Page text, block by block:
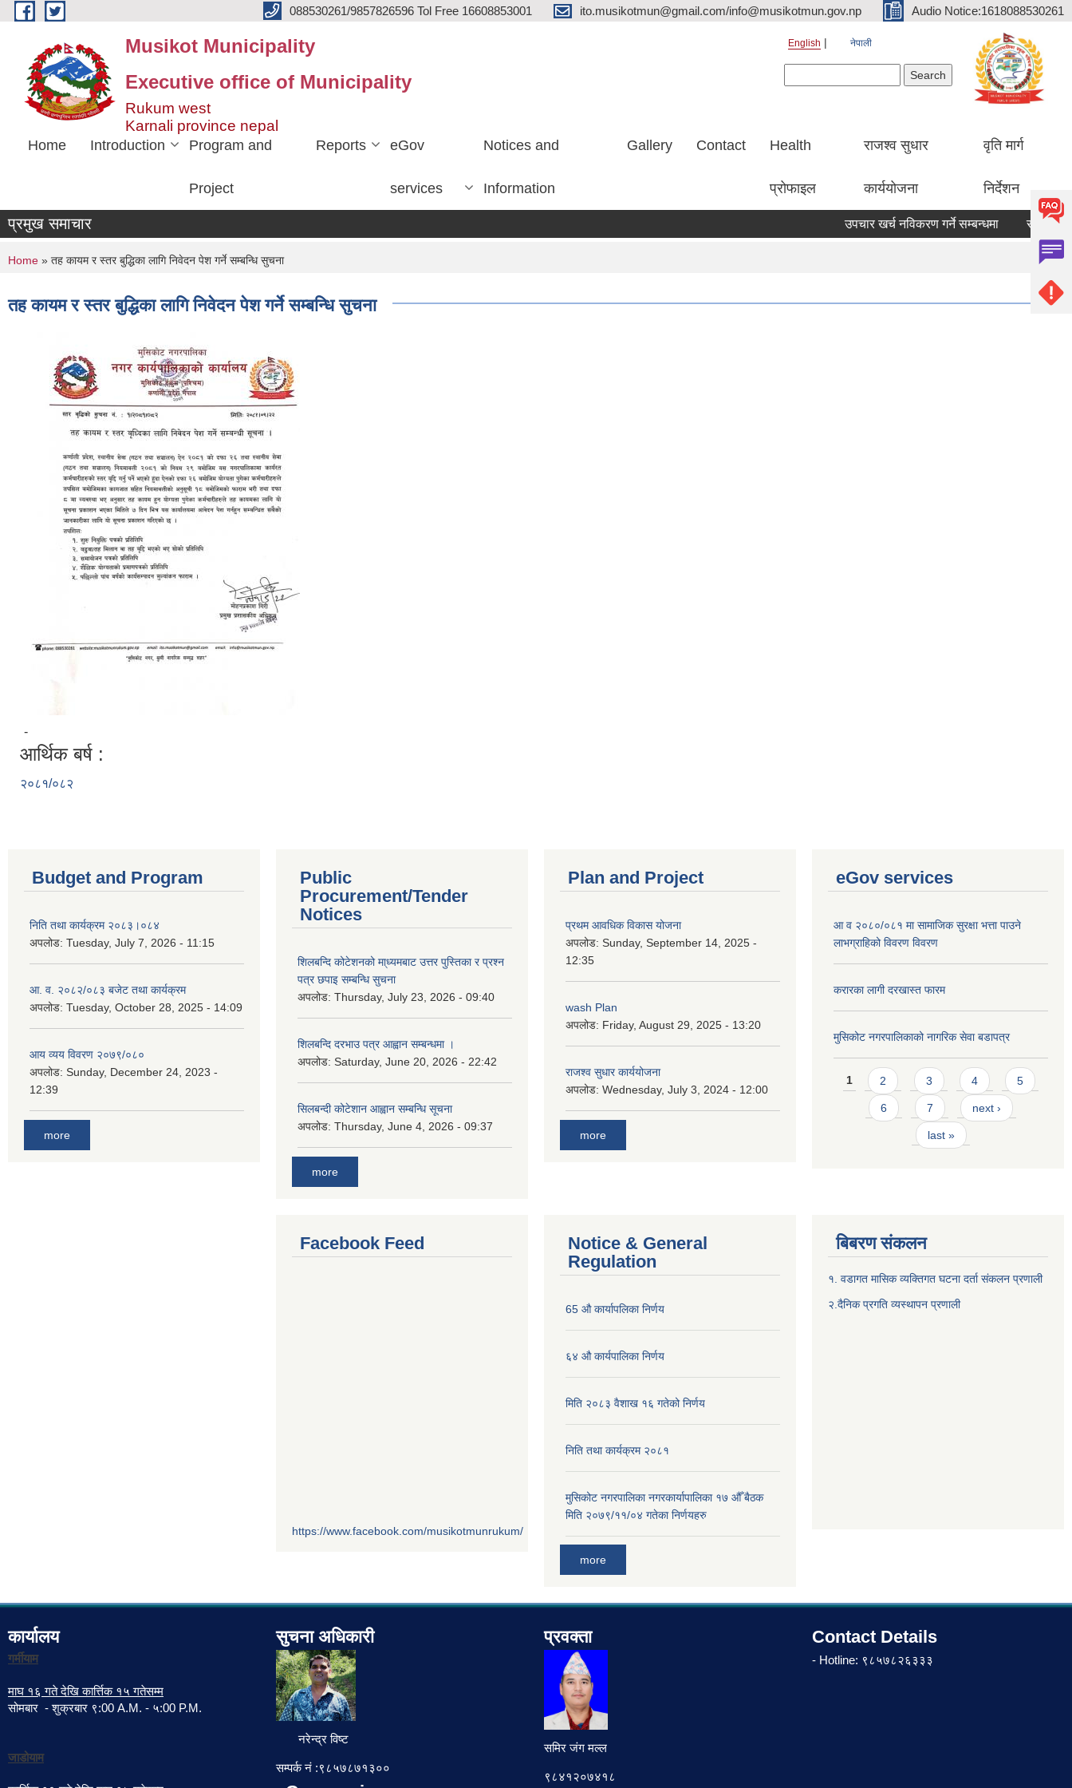
Skip to main content 088530261/9857826596 Tol Free 16608853001 ito.musikotmun@gmail.com/info@musikotmun.gov.np Audio Notice:1618088530261
Musikot Municipality
Executive office of Municipality
Rukum west
Karnali province nepal
English नेपाली
Home Introduction Program and
Project
Reports eGov
services
Notices and
Information
Gallery Contact Health
प्रोफाइल
राजश्व सुधार
कार्ययोजना
वृति मार्ग
निर्देशन
प्रमुख समाचार उपचार खर्च नविकरण गर्ने सम्बन्धमा
You are here
Home » तह कायम र स्तर बुद्धिका लागि निवेदन पेश गर्ने सम्बन्धि सुचना
तह कायम र स्तर बुद्धिका लागि निवेदन पेश गर्ने सम्बन्धि सुचना
-
आर्थिक बर्ष :
२०८१/०८२
Budget and Program
निति तथा कार्यक्रम २०८३।०८४
अपलोड: Tuesday, July 7, 2026 - 11:15
आ. व. २०८२/०८३ बजेट तथा कार्यक्रम
अपलोड: Tuesday, October 28, 2025 - 14:09
आय व्यय विवरण २०७९/०८०
अपलोड: Sunday, December 24, 2023 -
12:39
more
Public
Procurement/Tender
Notices
शिलबन्दि कोटेशनको मा्ध्यमबाट उत्तर पुस्तिका र प्रश्न
पत्र छपाइ सम्बन्धि सुचना
अपलोड: Thursday, July 23, 2026 - 09:40
शिलबन्दि दरभाउ पत्र आह्वान सम्बन्धमा ।
अपलोड: Saturday, June 20, 2026 - 22:42
सिलबन्दी कोटेशान आह्वान सम्बन्धि सूचना
अपलोड: Thursday, June 4, 2026 - 09:37
more
Plan and Project
प्रथम आवधिक विकास योजना
अपलोड: Sunday, September 14, 2025 -
12:35
wash Plan
अपलोड: Friday, August 29, 2025 - 13:20
राजश्व सुधार कार्ययोजना
अपलोड: Wednesday, July 3, 2024 - 12:00
more
eGov services
आ व २०८०/०८१ मा सामाजिक सुरक्षा भत्ता पाउने
लाभग्राहिको विवरण विवरण
करारका लागी दरखास्त फारम
मुसिकोट नगरपालिकाको नागरिक सेवा बडापत्र
Pages
1 2 3 4 5
6 7 next ›
last »
Facebook Feed
https://www.facebook.com/musikotmunrukum/
Notice & General
Regulation
65 औ कार्यापलिका निर्णय
६४ औ कार्यपालिका निर्णय
मिति २०८३ वैशाख १६ गतेको निर्णय
निति तथा कार्यक्रम २०८१
मुसिकोट नगरपालिका नगरकार्यापालिका १७ औँ बैठक
मिति २०७९/११/०४ गतेका निर्णयहरु
more
बिबरण संकलन
१. वडागत मासिक व्यक्तिगत घटना दर्ता संकलन प्रणाली
२.दैनिक प्रगति व्यस्थापन प्रणाली
कार्यालय
गर्मीयाम
माघ १६ गते देखि कार्त्तिक १५ गतेसम्म
सोमबार - शुक्रबार ९:00 A.M. - ५:00 P.M.
जाडोयाम
सुचना अधिकारी
नरेन्द्र विष्ट
सम्पर्क नं :९८५७८७१३००
प्रवक्ता
समिर जंग मल्ल
९८४१२०७४१८
Contact Details
- Hotline: ९८५७८२६३३३